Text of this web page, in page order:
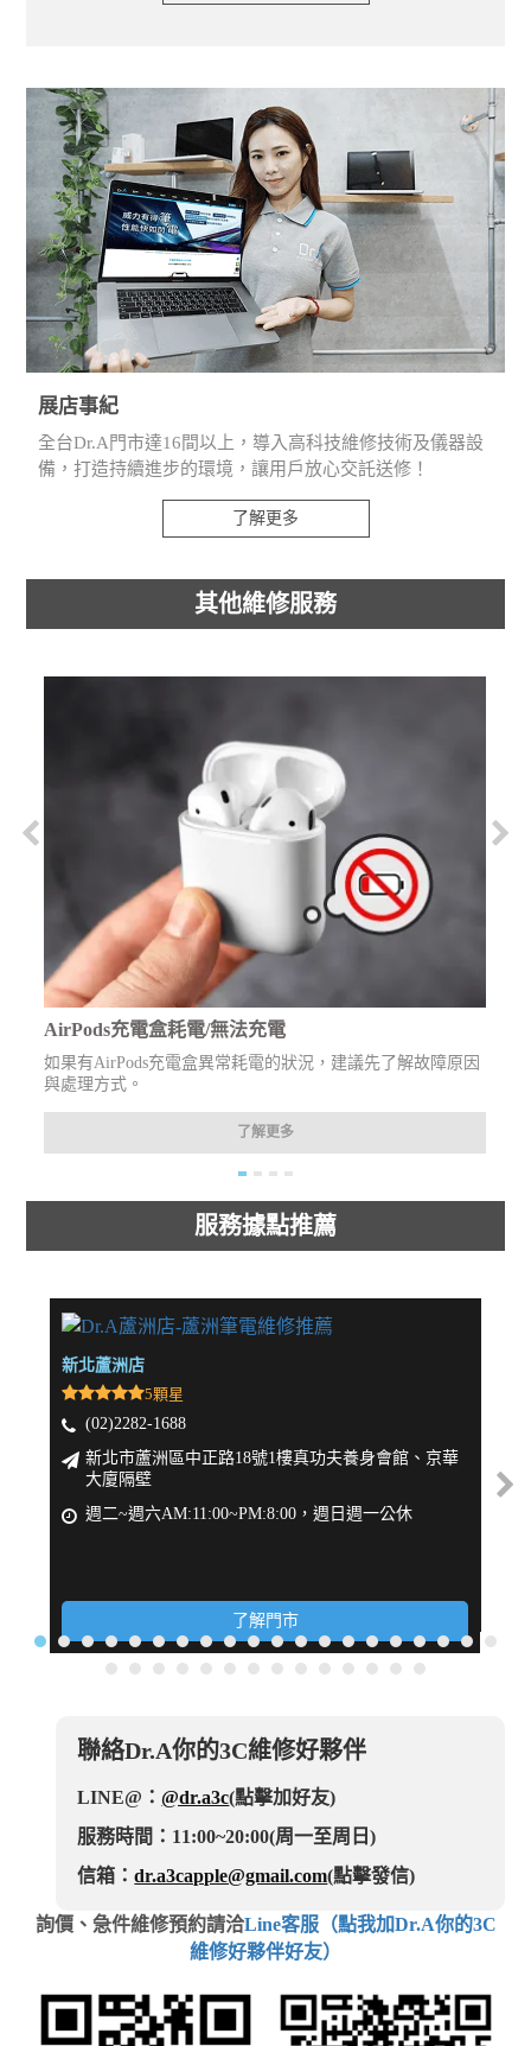
展店事紀
全台Dr.A門市達16間以上，導入高科技維修技術及儀器設
備，打造持續進步的環境，讓用戶放心交託送修！
了解更多
其他維修服務
AirPods充電盒耗電/無法充電
如果有AirPods充電盒異常耗電的狀況，建議先了解故障原因
與處理方式。
了解更多
服務據點推薦
新北蘆洲店
5顆星
(02)2282-1688
新北市蘆洲區中正路18號1樓真功夫養身會館、京華
大廈隔壁
週二~週六AM:11:00~PM:8:00，週日週一公休
了解門市
聯絡Dr.A你的3C維修好夥伴
LINE@：@dr.a3c(點擊加好友)
服務時間：11:00~20:00(周一至周日)
信箱：dr.a3capple@gmail.com(點擊發信)
詢價、急件維修預約請洽Line客服（點我加Dr.A你的3C
維修好夥伴好友）